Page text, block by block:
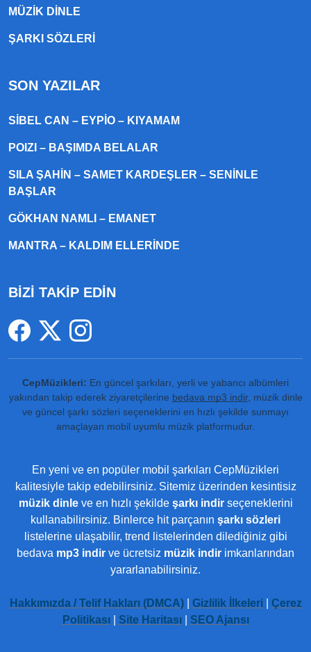
MÜZIK DINLE
ŞARKI SÖZLERI
SON YAZILAR
SIBEL CAN – EYPIO – KIYAMAM
POIZI – BAŞIMDA BELALAR
SILA ŞAHIN – SAMET KARDEŞLER – SENINLE
BAŞLAR
GÖKHAN NAMLI – EMANET
MANTRA – KALDIM ELLERINDE
BİZİ TAKİP EDİN
CepMüzikleri: En güncel şarkıları, yerli ve yabancı albümleri
yakından takip ederek ziyaretçilerine bedava mp3 indir, müzik dinle
ve güncel şarkı sözleri seçeneklerini en hızlı şekilde sunmayı
amaçlayan mobil uyumlu müzik platformudur.
En yeni ve en popüler mobil şarkıları CepMüzikleri
kalitesiyle takip edebilirsiniz. Sitemiz üzerinden kesintisiz
müzik dinleve en hızlı şekilde şarkı indirseçeneklerini
kullanabilirsiniz. Binlerce hit parçanın şarkı sözleri
listelerine ulaşabilir, trend listelerinden dilediğiniz gibi
bedava mp3 indir ve ücretsiz müzik indir imkanlarından
yararlanabilirsiniz.
Hakkımızda / Telif Hakları (DMCA)| Gizlilik İlkeleri| Çerez
Politikası| Site Haritası| SEO Ajansı